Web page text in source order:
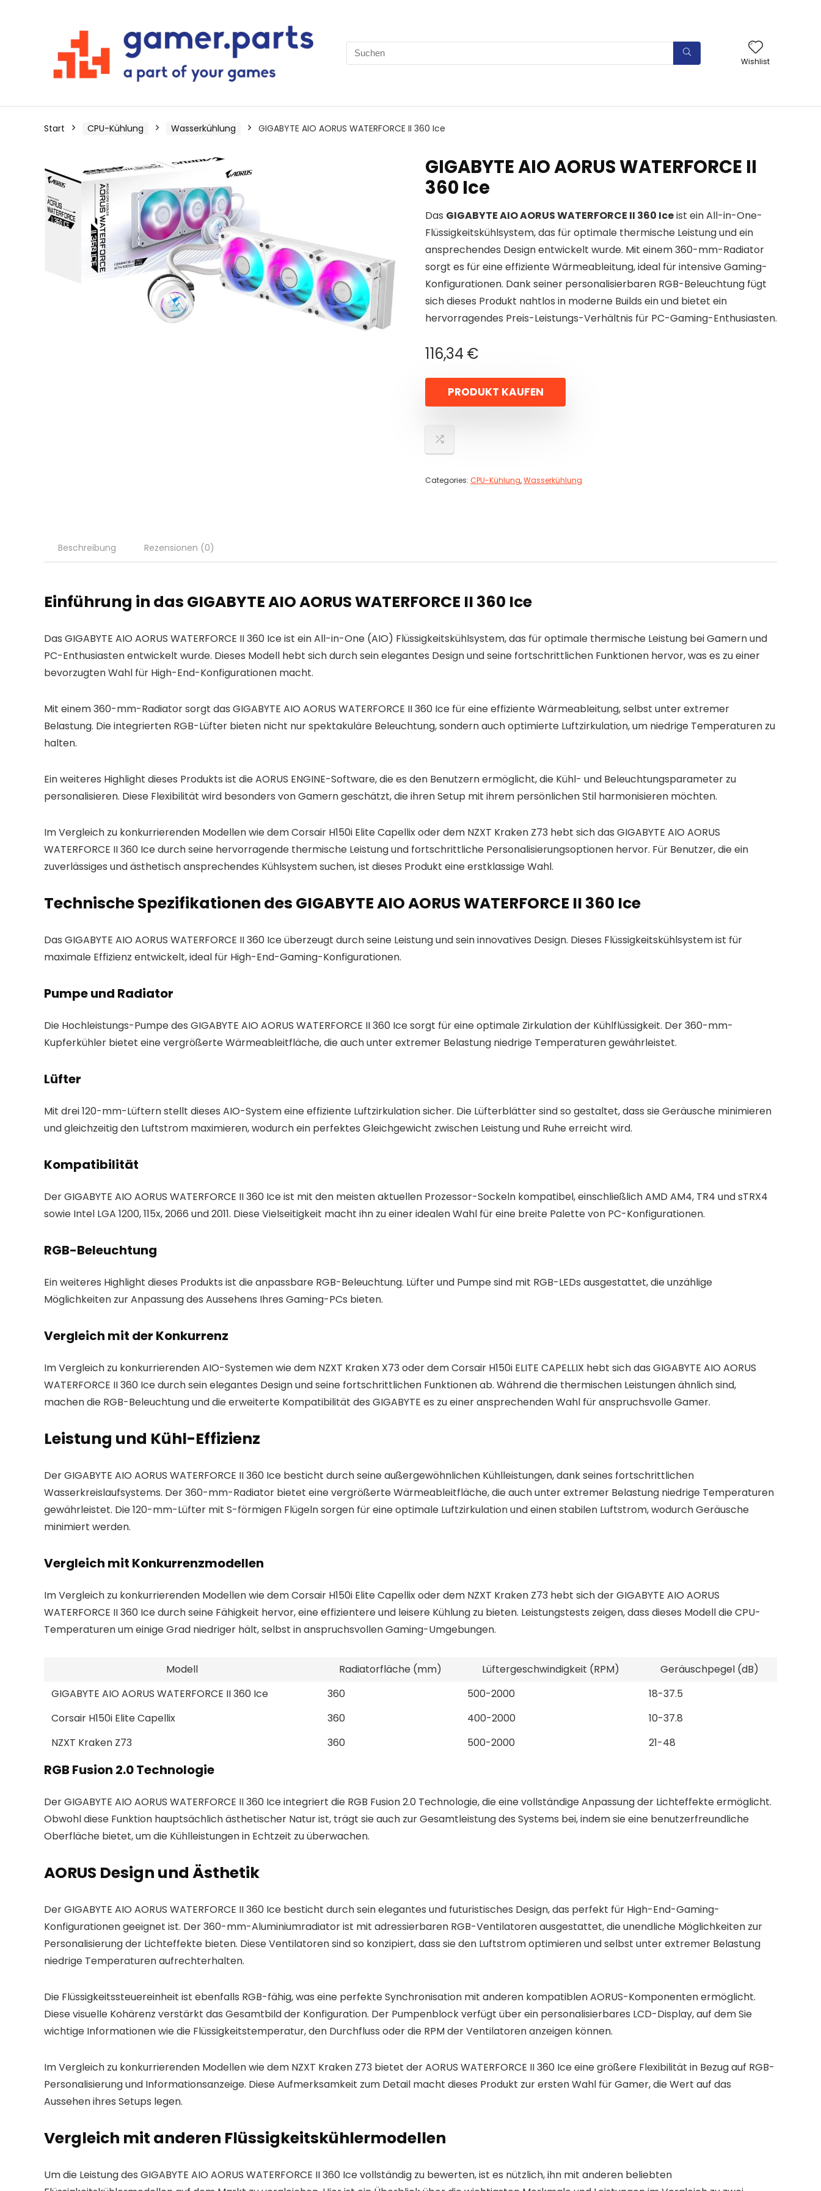
Search
for:
Wishlist
Start CPU-Kühlung Wasserkühlung GIGABYTE AIO AORUS WATERFORCE II 360 Ice
GIGABYTE AIO AORUS WATERFORCE II
360 Ice
Das GIGABYTE AIO AORUS WATERFORCE II 360 Iceist ein All-in-One-
Flüssigkeitskühlsystem, das für optimale thermische Leistung und ein
ansprechendes Design entwickelt wurde. Mit einem 360-mm-Radiator
sorgt es für eine effiziente Wärmeableitung, ideal für intensive Gaming-
Konfigurationen. Dank seiner personalisierbaren RGB-Beleuchtung fügt
sich dieses Produkt nahtlos in moderne Builds ein und bietet ein
hervorragendes Preis-Leistungs-Verhältnis für PC-Gaming-Enthusiasten.
116,34 €
PRODUKT KAUFEN
Categories: CPU-Kühlung,Wasserkühlung
Beschreibung Rezensionen (0)
Einführung in das GIGABYTE AIO AORUS WATERFORCE II 360 Ice
Das GIGABYTE AIO AORUS WATERFORCE II 360 Ice ist ein All-in-One (AIO) Flüssigkeitskühlsystem, das für optimale thermische Leistung bei Gamern und
PC-Enthusiasten entwickelt wurde. Dieses Modell hebt sich durch sein elegantes Design und seine fortschrittlichen Funktionen hervor, was es zu einer
bevorzugten Wahl für High-End-Konfigurationen macht.
Mit einem 360-mm-Radiator sorgt das GIGABYTE AIO AORUS WATERFORCE II 360 Ice für eine effiziente Wärmeableitung, selbst unter extremer
Belastung. Die integrierten RGB-Lüfter bieten nicht nur spektakuläre Beleuchtung, sondern auch optimierte Luftzirkulation, um niedrige Temperaturen zu
halten.
Ein weiteres Highlight dieses Produkts ist die AORUS ENGINE-Software, die es den Benutzern ermöglicht, die Kühl- und Beleuchtungsparameter zu
personalisieren. Diese Flexibilität wird besonders von Gamern geschätzt, die ihren Setup mit ihrem persönlichen Stil harmonisieren möchten.
Im Vergleich zu konkurrierenden Modellen wie dem Corsair H150i Elite Capellix oder dem NZXT Kraken Z73 hebt sich das GIGABYTE AIO AORUS
WATERFORCE II 360 Ice durch seine hervorragende thermische Leistung und fortschrittliche Personalisierungsoptionen hervor. Für Benutzer, die ein
zuverlässiges und ästhetisch ansprechendes Kühlsystem suchen, ist dieses Produkt eine erstklassige Wahl.
Technische Spezifikationen des GIGABYTE AIO AORUS WATERFORCE II 360 Ice
Das GIGABYTE AIO AORUS WATERFORCE II 360 Ice überzeugt durch seine Leistung und sein innovatives Design. Dieses Flüssigkeitskühlsystem ist für
maximale Effizienz entwickelt, ideal für High-End-Gaming-Konfigurationen.
Pumpe und Radiator
Die Hochleistungs-Pumpe des GIGABYTE AIO AORUS WATERFORCE II 360 Ice sorgt für eine optimale Zirkulation der Kühlflüssigkeit. Der 360-mm-
Kupferkühler bietet eine vergrößerte Wärmeableitfläche, die auch unter extremer Belastung niedrige Temperaturen gewährleistet.
Lüfter
Mit drei 120-mm-Lüftern stellt dieses AIO-System eine effiziente Luftzirkulation sicher. Die Lüfterblätter sind so gestaltet, dass sie Geräusche minimieren
und gleichzeitig den Luftstrom maximieren, wodurch ein perfektes Gleichgewicht zwischen Leistung und Ruhe erreicht wird.
Kompatibilität
Der GIGABYTE AIO AORUS WATERFORCE II 360 Ice ist mit den meisten aktuellen Prozessor-Sockeln kompatibel, einschließlich AMD AM4, TR4 und sTRX4
sowie Intel LGA 1200, 115x, 2066 und 2011. Diese Vielseitigkeit macht ihn zu einer idealen Wahl für eine breite Palette von PC-Konfigurationen.
RGB-Beleuchtung
Ein weiteres Highlight dieses Produkts ist die anpassbare RGB-Beleuchtung. Lüfter und Pumpe sind mit RGB-LEDs ausgestattet, die unzählige
Möglichkeiten zur Anpassung des Aussehens Ihres Gaming-PCs bieten.
Vergleich mit der Konkurrenz
Im Vergleich zu konkurrierenden AIO-Systemen wie dem NZXT Kraken X73 oder dem Corsair H150i ELITE CAPELLIX hebt sich das GIGABYTE AIO AORUS
WATERFORCE II 360 Ice durch sein elegantes Design und seine fortschrittlichen Funktionen ab. Während die thermischen Leistungen ähnlich sind,
machen die RGB-Beleuchtung und die erweiterte Kompatibilität des GIGABYTE es zu einer ansprechenden Wahl für anspruchsvolle Gamer.
Leistung und Kühl-Effizienz
Der GIGABYTE AIO AORUS WATERFORCE II 360 Ice besticht durch seine außergewöhnlichen Kühlleistungen, dank seines fortschrittlichen
Wasserkreislaufsystems. Der 360-mm-Radiator bietet eine vergrößerte Wärmeableitfläche, die auch unter extremer Belastung niedrige Temperaturen
gewährleistet. Die 120-mm-Lüfter mit S-förmigen Flügeln sorgen für eine optimale Luftzirkulation und einen stabilen Luftstrom, wodurch Geräusche
minimiert werden.
Vergleich mit Konkurrenzmodellen
Im Vergleich zu konkurrierenden Modellen wie dem Corsair H150i Elite Capellix oder dem NZXT Kraken Z73 hebt sich der GIGABYTE AIO AORUS
WATERFORCE II 360 Ice durch seine Fähigkeit hervor, eine effizientere und leisere Kühlung zu bieten. Leistungstests zeigen, dass dieses Modell die CPU-
Temperaturen um einige Grad niedriger hält, selbst in anspruchsvollen Gaming-Umgebungen.
Modell Radiatorfläche (mm) Lüftergeschwindigkeit (RPM)
Geräuschpegel (dB)
GIGABYTE AIO AORUS WATERFORCE II 360 Ice
360 500-2000
18-37.5
Corsair H150i Elite Capellix
360 400-2000
10-37.8
NZXT Kraken Z73
360 500-2000 21-48
RGB Fusion 2.0 Technologie
Der GIGABYTE AIO AORUS WATERFORCE II 360 Ice integriert die RGB Fusion 2.0 Technologie, die eine vollständige Anpassung der Lichteffekte ermöglicht.
Obwohl diese Funktion hauptsächlich ästhetischer Natur ist, trägt sie auch zur Gesamtleistung des Systems bei, indem sie eine benutzerfreundliche
Oberfläche bietet, um die Kühlleistungen in Echtzeit zu überwachen.
AORUS Design und Ästhetik
Der GIGABYTE AIO AORUS WATERFORCE II 360 Ice besticht durch sein elegantes und futuristisches Design, das perfekt für High-End-Gaming-
Konfigurationen geeignet ist. Der 360-mm-Aluminiumradiator ist mit adressierbaren RGB-Ventilatoren ausgestattet, die unendliche Möglichkeiten zur
Personalisierung der Lichteffekte bieten. Diese Ventilatoren sind so konzipiert, dass sie den Luftstrom optimieren und selbst unter extremer Belastung
niedrige Temperaturen aufrechterhalten.
Die Flüssigkeitssteuereinheit ist ebenfalls RGB-fähig, was eine perfekte Synchronisation mit anderen kompatiblen AORUS-Komponenten ermöglicht.
Diese visuelle Kohärenz verstärkt das Gesamtbild der Konfiguration. Der Pumpenblock verfügt über ein personalisierbares LCD-Display, auf dem Sie
wichtige Informationen wie die Flüssigkeitstemperatur, den Durchfluss oder die RPM der Ventilatoren anzeigen können.
Im Vergleich zu konkurrierenden Modellen wie dem NZXT Kraken Z73 bietet der AORUS WATERFORCE II 360 Ice eine größere Flexibilität in Bezug auf RGB-
Personalisierung und Informationsanzeige. Diese Aufmerksamkeit zum Detail macht dieses Produkt zur ersten Wahl für Gamer, die Wert auf das
Aussehen ihres Setups legen.
Vergleich mit anderen Flüssigkeitskühlermodellen
Um die Leistung des GIGABYTE AIO AORUS WATERFORCE II 360 Ice vollständig zu bewerten, ist es nützlich, ihn mit anderen beliebten